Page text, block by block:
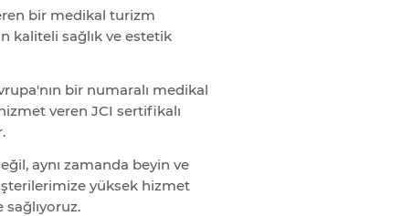
bir medikal turizm
kaliteli sağlık ve estetik
bir numaralı medikal
veren JCI sertifikalı
aynı zamanda beyin ve
yüksek hizmet